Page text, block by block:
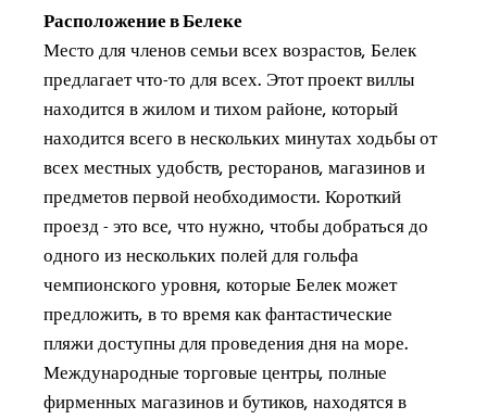
Расположение в Белеке
Место для членов семьи всех возрастов, Белек
предлагает что-то для всех. Этот проект виллы
находится в жилом и тихом районе, который
находится всего в нескольких минутах ходьбы от
всех местных удобств, ресторанов, магазинов и
предметов первой необходимости. Короткий
проезд - это все, что нужно, чтобы добраться до
одного из нескольких полей для гольфа
чемпионского уровня, которые Белек может
предложить, в то время как фантастические
пляжи доступны для проведения дня на море.
Международные торговые центры, полные
фирменных магазинов и бутиков, находятся в